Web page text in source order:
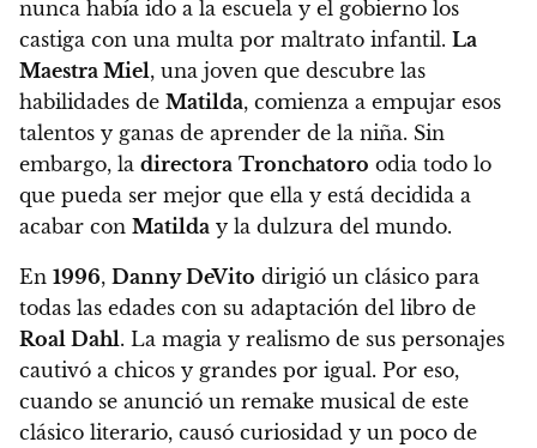
nunca había ido a la escuela y el gobierno los
castiga con una multa por maltrato infantil. La
Maestra Miel, una joven que descubre las
habilidades de Matilda, comienza a empujar esos
talentos y ganas de aprender de la niña. Sin
embargo, la directora Tronchatoro odia todo lo
que pueda ser mejor que ella y está decidida a
acabar con Matilda y la dulzura del mundo.
En 1996, Danny DeVito dirigió un clásico para
todas las edades con su adaptación del libro de
Roal Dahl. La magia y realismo de sus personajes
cautivó a chicos y grandes por igual. Por eso,
cuando se anunció un remake musical de este
clásico literario, causó curiosidad y un poco de